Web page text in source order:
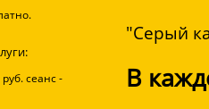
сеанс -
"Серый
В